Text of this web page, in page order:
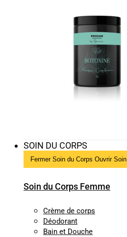
SOIN DU CORPS
Fermer Soin du Corps Ouvrir
Soin du Corps Femme
Crème de corps
Déodorant
Bain et Douche